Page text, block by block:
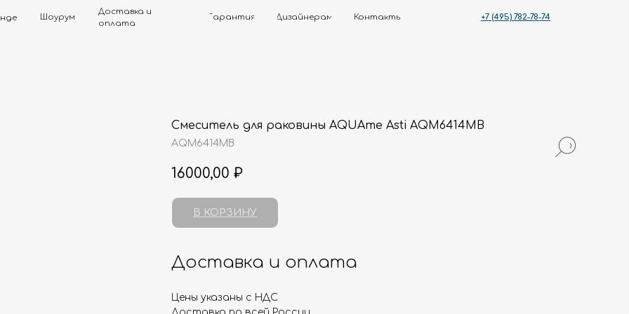
+7 (495) 782-78-74
Контакты
Дизайнерам
Доставка и
оплата
Шоурум
Смеситель для раковины AQUAme Asti AQM6414MB
AQM6414MB
16000,00 ₽
В КОРЗИНУ
Доставка и оплата
Цены указаны с НДС